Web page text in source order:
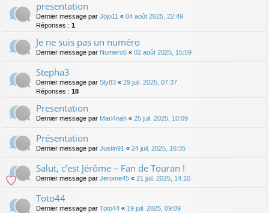
presentation
Dernier message par Jojo11 « 04 août 2025, 22:49
Réponses : 1
Je ne suis pas un numéro
Dernier message par Numero6 « 02 août 2025, 15:59
Stepha3
Dernier message par Sly83 « 29 juil. 2025, 07:37
Réponses : 18
Presentation
Dernier message par Mari4nah « 25 juil. 2025, 10:09
Présentation
Dernier message par Justin91 « 24 juil. 2025, 16:35
Salut, c’est Jérôme – Fan de Touran !
Dernier message par Jerome45 « 21 juil. 2025, 14:10
Toto44
Dernier message par Toto44 « 19 juil. 2025, 09:09